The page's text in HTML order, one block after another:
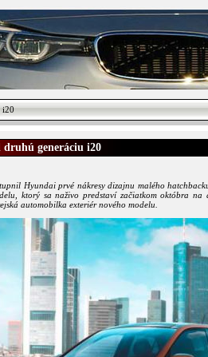
i20
generáciu i20
Hyundai prvé nákresy dizajnu malého
ktorý sa naživo predstaví začiatkom októbra
automobilka exteriér nového modelu.